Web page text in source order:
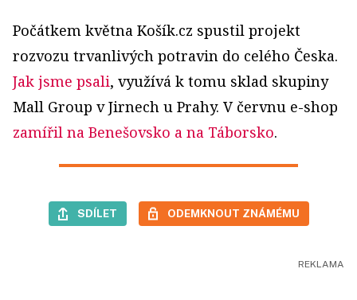
Počátkem května Košík.cz spustil projekt
rozvozu trvanlivých potravin do celého Česka.
Jak jsme psali, využívá k tomu sklad skupiny
Mall Group v Jirnech u Prahy. V červnu e-shop
zamířil na Benešovsko a na Táborsko.
SDÍLET ODEMKNOUT ZNÁMÉMU